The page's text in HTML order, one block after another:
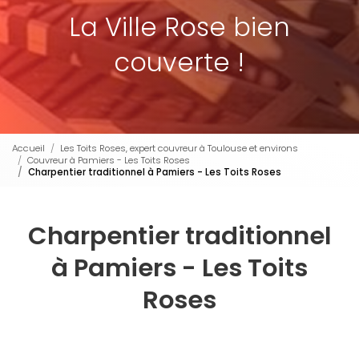
La Ville Rose bien
couverte !
Accueil
Les Toits Roses, expert couvreur à Toulouse et environs
Couvreur à Pamiers - Les Toits Roses
Charpentier traditionnel à Pamiers - Les Toits Roses
Charpentier traditionnel
à Pamiers - Les Toits
Roses